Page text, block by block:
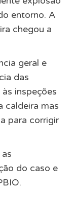
entorno. A
chegou a
geral e
das
inspeções
caldeira mas
para corrigir
do caso e